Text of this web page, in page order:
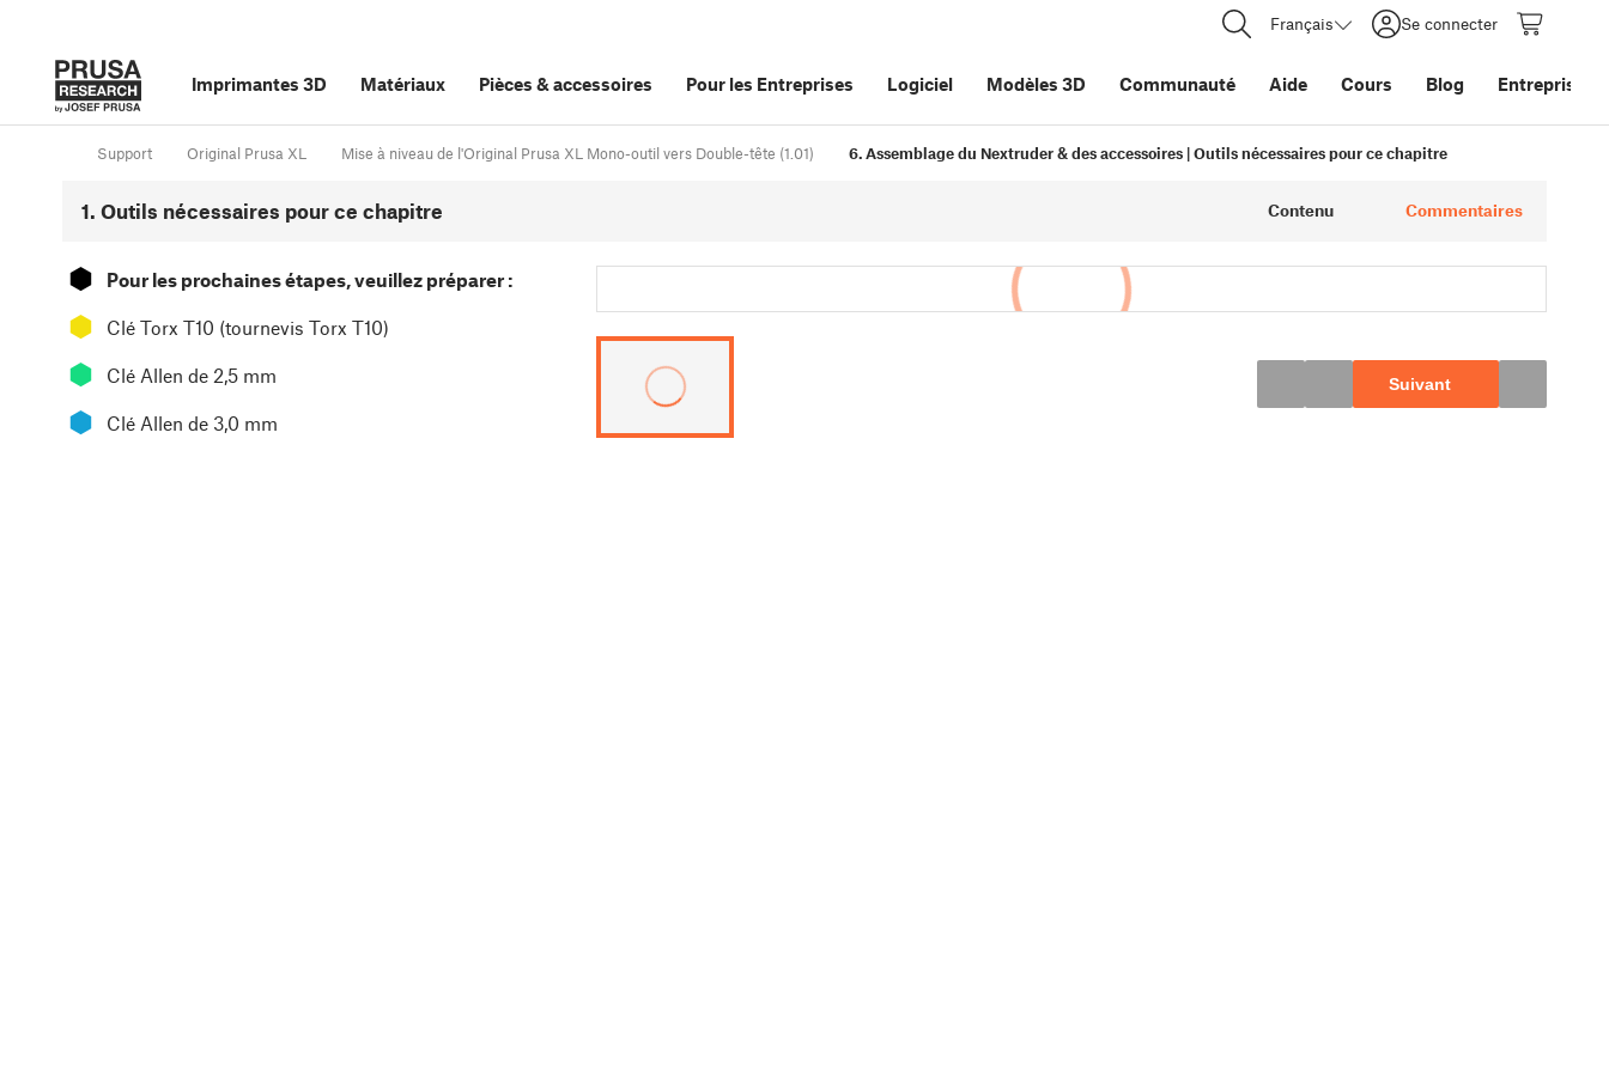
Français Se connecter
Imprimantes 3D Matériaux Pièces &accessoires Pour les Entreprises Logiciel Modèles 3D Communauté Aide Cours Blog Entreprise
Support Original Prusa XL Mise à niveau de l'Original Prusa XL Mono-outil vers Double-tête (1.01) 6. Assemblage du Nextruder & des accessoires | Outils nécessaires pour ce chapitre
1. Outils nécessaires pour ce chapitre Contenu Commentaires
⬢ Pour les prochaines étapes, veuillez préparer :
⬢ Clé Torx T10 (tournevis Torx T10)
⬢ Clé Allen de 2,5 mm
⬢ Clé Allen de 3,0 mm
Suivant